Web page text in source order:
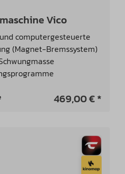
Vico
computergesteuerte
(Magnet-Bremssystem)
469,00 € *